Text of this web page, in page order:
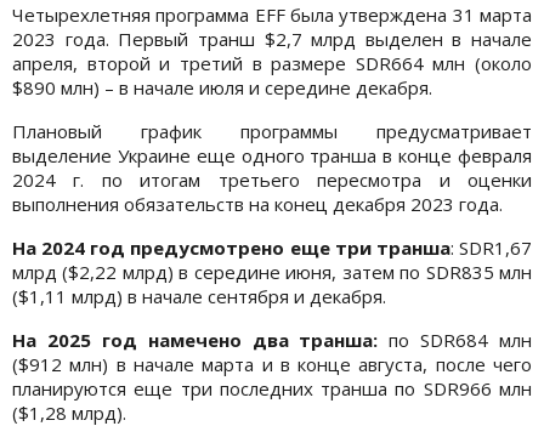
Четырехлетняя программа EFF была утверждена 31 марта
2023 года. Первый транш $2,7 млрд выделен в начале
апреля, второй и третий в размере SDR664 млн (около
$890 млн) – в начале июля и середине декабря.
Плановый график программы предусматривает
выделение Украине еще одного транша в конце февраля
2024 г. по итогам третьего пересмотра и оценки
выполнения обязательств на конец декабря 2023 года.
На 2024 год предусмотрено еще три транша: SDR1,67
млрд ($2,22 млрд) в середине июня, затем по SDR835 млн
($1,11 млрд) в начале сентября и декабря.
На 2025 год намечено два транша: по SDR684 млн
($912 млн) в начале марта и в конце августа, после чего
планируются еще три последних транша по SDR966 млн
($1,28 млрд).